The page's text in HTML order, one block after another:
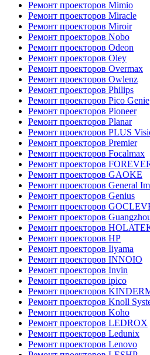
Ремонт проекторов Mimio
Ремонт проекторов Miracle
Ремонт проекторов Miroir
Ремонт проекторов Nobo
Ремонт проекторов Odeon
Ремонт проекторов Oley
Ремонт проекторов Overmax
Ремонт проекторов Owlenz
Ремонт проекторов Philips
Ремонт проекторов Pico Genie
Ремонт проекторов Pioneer
Ремонт проекторов Planar
Ремонт проекторов PLUS
Ремонт проекторов Premier
Ремонт проекторов Focalmax
Ремонт проекторов
Ремонт проекторов GAOKE
Ремонт проекторов General
Ремонт проекторов Genius
Ремонт проекторов
Ремонт проекторов
Ремонт проекторов
Ремонт проекторов HP
Ремонт проекторов Iiyama
Ремонт проекторов INNOIO
Ремонт проекторов Invin
Ремонт проекторов ipico
Ремонт проекторов
Ремонт проекторов Knoll
Ремонт проекторов Koho
Ремонт проекторов LEDROX
Ремонт проекторов Ledunix
Ремонт проекторов Lenovo